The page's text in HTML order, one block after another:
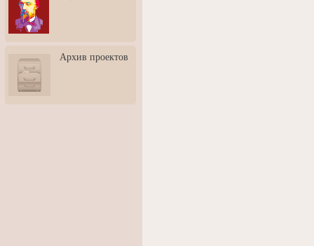
3: Обусловленности
человека и их влияние на
карьеру
скульптором Дмитрием
Тугариновым
АртБульвар в День города
Архив проектов